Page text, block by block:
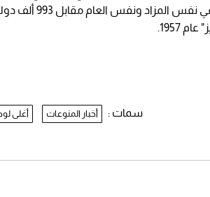
التي بيعت
1957.
سمات : أخبار المنوعات أغلى